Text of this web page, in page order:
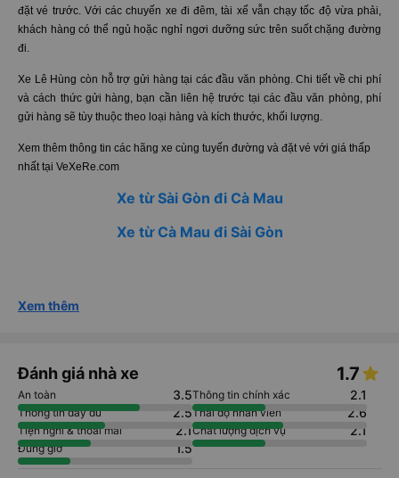
đặt vé trước. Với các chuyến xe đi đêm, tài xế vẫn chạy tốc độ vừa phải,
khách hàng có thể ngủ hoặc nghỉ ngơi dưỡng sức trên suốt chặng đường
đi.
Xe Lê Hùng còn hỗ trợ gửi hàng tại các đầu văn phòng. Chi tiết về chi phí
và cách thức gửi hàng, bạn cần liên hệ trước tại các đầu văn phòng, phí
gửi hàng sẽ tùy thuộc theo loại hàng và kích thước, khối lượng.
Xem thêm thông tin các hãng xe cùng tuyến đường và đặt vé với giá thấp
nhất tại VeXeRe.com
Xe từ Sài Gòn đi Cà Mau
Xe từ Cà Mau đi Sài Gòn
Xem thêm
Đánh giá nhà xe 1.7
An toàn 3.5Thông tin chính xác 2.1
Thông tin đầy đủ 2.5Thái độ nhân viên 2.6
Tiện nghi & thoải mái 2.1Chất lượng dịch vụ 2.1
Đúng giờ 1.5